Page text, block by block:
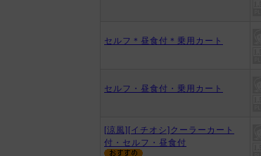
セルフ＊昼食付＊乗用カート
セルフ・昼食付・乗用カート
[涼風][イチオシ]クーラーカート
付・セルフ・昼食付